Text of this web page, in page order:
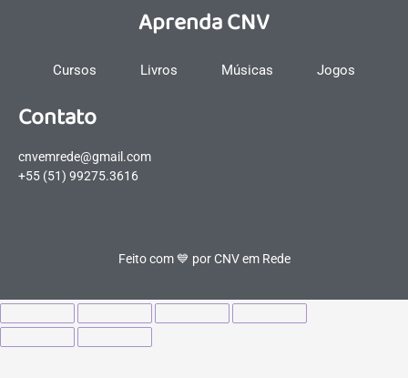
Aprenda CNV
Cursos Livros Músicas Jogos
Contato
cnvemrede@gmail.com
+55 (51) 99275.3616
Feito com 💙 por CNV em Rede